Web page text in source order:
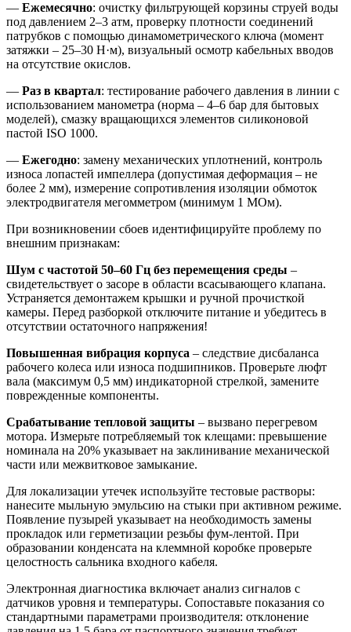
— Ежемесячно: очистку фильтрующей корзины струей воды
под давлением 2–3 атм, проверку плотности соединений
патрубков с помощью динамометрического ключа (момент
затяжки – 25–30 Н·м), визуальный осмотр кабельных вводов
на отсутствие окислов.
— Раз в квартал: тестирование рабочего давления в линии с
использованием манометра (норма – 4–6 бар для бытовых
моделей), смазку вращающихся элементов силиконовой
пастой ISO 1000.
— Ежегодно: замену механических уплотнений, контроль
износа лопастей импеллера (допустимая деформация – не
более 2 мм), измерение сопротивления изоляции обмоток
электродвигателя мегомметром (минимум 1 МОм).
При возникновении сбоев идентифицируйте проблему по
внешним признакам:
Шум с частотой 50–60 Гц без перемещения среды –
свидетельствует о засоре в области всасывающего клапана.
Устраняется демонтажем крышки и ручной прочисткой
камеры. Перед разборкой отключите питание и убедитесь в
отсутствии остаточного напряжения!
Повышенная вибрация корпуса – следствие дисбаланса
рабочего колеса или износа подшипников. Проверьте люфт
вала (максимум 0,5 мм) индикаторной стрелкой, замените
поврежденные компоненты.
Срабатывание тепловой защиты – вызвано перегревом
мотора. Измерьте потребляемый ток клещами: превышение
номинала на 20% указывает на заклинивание механической
части или межвитковое замыкание.
Для локализации утечек используйте тестовые растворы:
нанесите мыльную эмульсию на стыки при активном режиме.
Появление пузырей указывает на необходимость замены
прокладок или герметизации резьбы фум-лентой. При
образовании конденсата на клеммной коробке проверьте
целостность сальника входного кабеля.
Электронная диагностика включает анализ сигналов с
датчиков уровня и температуры. Сопоставьте показания со
стандартными параметрами производителя: отклонение